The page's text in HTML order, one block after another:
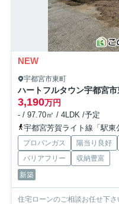
NEW
宇都宮市東町
ハートフルタウン宇都宮
3,190万円
- / 97.70㎡ / 4LDK /予定
宇都宮芳賀ライト線「駅
プロパンガス 陽当り良好
バリアフリー
収納豊富
新築
住宅ローンのご相談お任せ下